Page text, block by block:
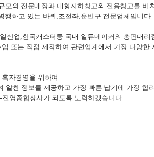
모의 전문매장과 대형지하창고외 전용창고를 비
행하고 있는 바퀴,조절좌,운반구 전문업체입니다.
산업,한국캐스터등 국내 일류메이커의 총판대리
또는 직접 제작하여 관련업계에서 가장 다양한
자경영을 위하여
알찬 정보를 제공하고 가장 빠른 납기에 가장 합
영종합상사가 되도록 노력하겠습니다.